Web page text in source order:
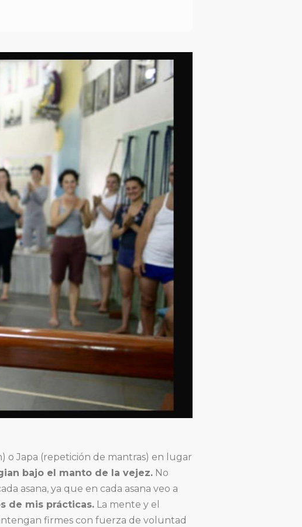
o Japa (repetición de mantras) en lugar
bajo el manto de la vejez. No
asana, ya que en cada asana veo a
de mis prácticas. La mente y el
firmes con fuerza de voluntad